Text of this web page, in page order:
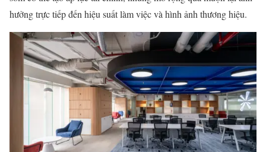
hưởng trực tiếp đến hiệu suất làm việc và hình ảnh thương hiệu.